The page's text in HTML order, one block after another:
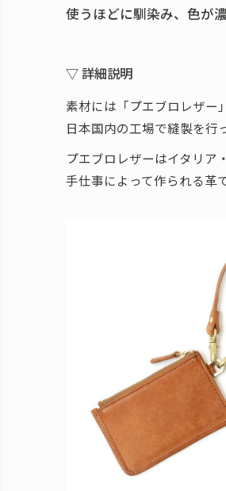
使うほどに馴染み、色が
▽ 詳細説明
素材には「プエブロレザー
日本国内の工場で縫製を行
プエブロレザーはイタリア
手仕事によって作られる革で